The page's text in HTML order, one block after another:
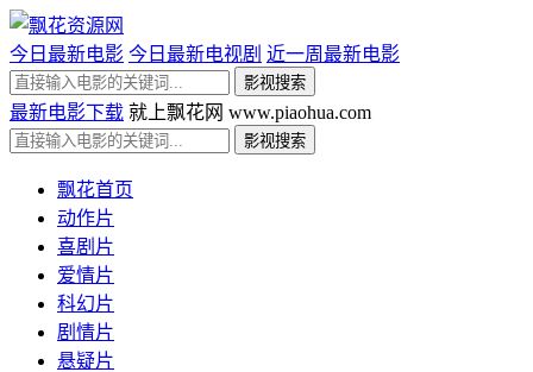
今日最新电影 今日最新电视剧 近一周最新电影
最新电影下载 就上飘花网 www.piaohua.com
飘花首页
动作片
喜剧片
爱情片
科幻片
剧情片
悬疑片